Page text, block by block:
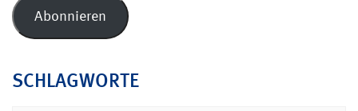
Adresse
Abonnieren
SCHLAGWORTE